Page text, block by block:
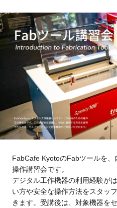
Chiba
Fukushima
Toulouse
Kuala Lumpur
Mexico City
Business
FabCafe KyotoのFabツールを
操作講習会です。
デジタル工作機器の利用経験が
い方や安全な操作方法をスタッ
きます。受講後は、対象機器を